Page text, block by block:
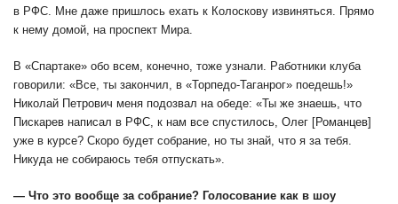
в РФС. Мне даже пришлось ехать к Колоскову извиняться. Прямо
к нему домой, на проспект Мира.
В «Спартаке» обо всем, конечно, тоже узнали. Работники клуба
говорили: «Все, ты закончил, в «Торпедо-Таганрог» поедешь!»
Николай Петрович меня подозвал на обеде: «Ты же знаешь, что
Пискарев написал в РФС, к нам все спустилось, Олег [Романцев]
уже в курсе? Скоро будет собрание, но ты знай, что я за тебя.
Никуда не собираюсь тебя отпускать».
— Что это вообще за собрание? Голосование как в шоу